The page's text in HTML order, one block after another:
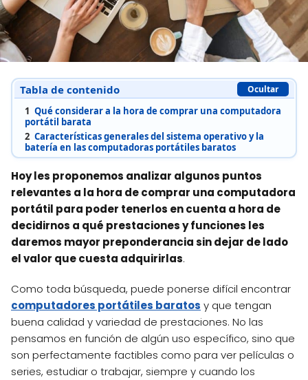
Tabla de contenido Ocultar
1 Qué considerar a la hora de comprar una computadora
portátil barata
2 Características generales del sistema operativo y la
batería en las computadoras portátiles baratos
Hoy les proponemos analizar algunos puntos
relevantes a la hora de comprar una computadora
portátil para poder tenerlos en cuenta a hora de
decidirnos a qué prestaciones y funciones les
daremos mayor preponderancia sin dejar de lado
el valor que cuesta adquirirlas.
Como toda búsqueda, puede ponerse difícil encontrar
computadores portátiles baratos y que tengan
buena calidad y variedad de prestaciones. No las
pensamos en función de algún uso específico, sino que
son perfectamente factibles como para ver películas o
series, estudiar o trabajar, siempre y cuando los